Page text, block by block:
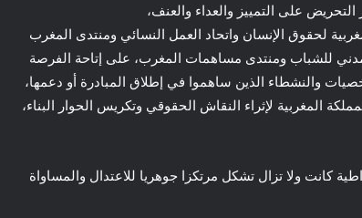
على التمييز والعداء والعنف،
لحقوق الإنسان واتحاد العمل النسائي ومنتدى المغرب
للشباب ومنتدى مساهمات المغرب، على إتاحة الفرصة
والنشطاء الذين ساهموا في إطلاق المبادرة أو دعمها،
المغربية لإثراء النقاش الحقوقي وتكريس الحوار البناء،
كانت ولا تزال تشكل مرتكزا جوهريا للاعتدال والمساواة